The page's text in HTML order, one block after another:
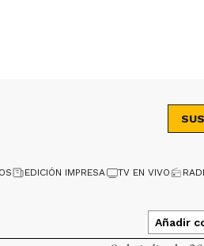
EDICIÓN IMPRESA TV EN VIVO
Añadir